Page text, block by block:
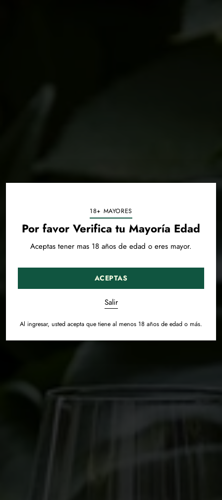
18+ MAYORES
Por favor Verifica tu Mayoría Edad
Aceptas tener mas 18 años de edad o eres mayor.
ACEPTAS
Salir
Al ingresar, usted acepta que tiene al menos 18 años de edad o más.